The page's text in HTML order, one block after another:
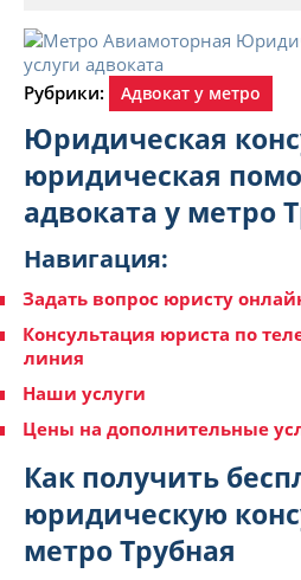
Рубрики: Адвокат у метро
Юридическая
юридическая
адвоката у метро
Навигация:
Задать вопрос юристу
Консультация юриста по
линия
Наши услуги
Цены на дополнительные
Как получить
юридическую
метро Трубная